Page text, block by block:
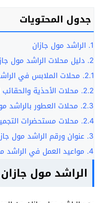
جدول المحتويات
1. الراشد مول جازان
2. دليل محلات الراشد مول
2.1. محلات الملابس في
2.2. محلات الأحذية
2.3. محلات العطور بالراشد
2.4. محلات مستحضرات
3. عنوان ورقم الراشد مول
4. مواعيد العمل في الراشد
الراشد مول جازان